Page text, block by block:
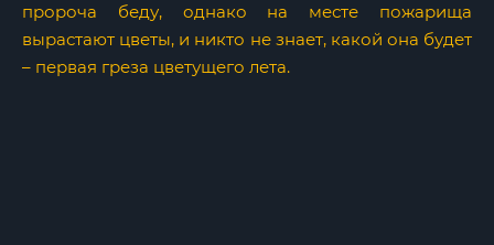
пророча беду, однако на месте пожарища
вырастают цветы, и никто не знает, какой она будет
– первая греза цветущего лета.